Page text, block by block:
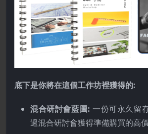
底下是你將在這個工作坊裡獲得的:
混合研討會藍圖: 一份可永久留
過混合研討會獲得準備購買的高價